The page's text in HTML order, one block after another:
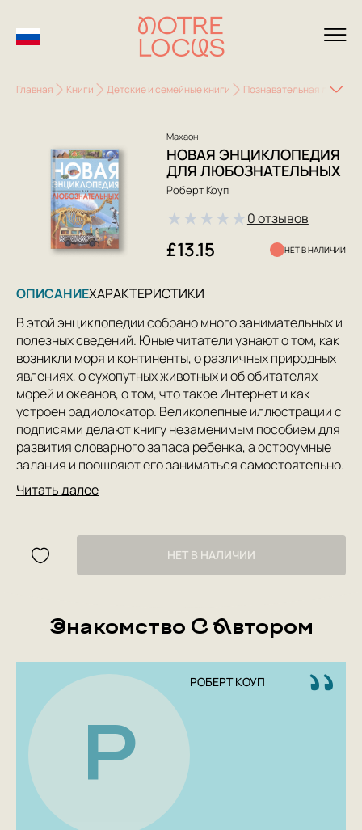
Главная Книги Детские и семейные книги Познавательная
Махаон
НОВАЯ ЭНЦИКЛОПЕДИЯ
ДЛЯ ЛЮБОЗНАТЕЛЬНЫХ
Роберт Коуп
★★★★★0 отзывов
£13.15 НЕТ В НАЛИЧИИ
ОПИСАНИЕХАРАКТЕРИСТИКИ
В этой энциклопедии собрано много занимательных и
полезных сведений. Юные читатели узнают о том, как
возникли моря и континенты, о различных природных
явлениях, о сухопутных животных и об обитателях
морей и океанов, о том, что такое Интернет и как
устроен радиолокатор. Великолепные иллюстрации с
подписями делают книгу незаменимым пособием для
развития словарного запаса ребенка, а остроумные
задания и поощряют его заниматься самостоятельно.
.Читать далее
НЕТ В НАЛИЧИИ
Знакомство С Автором
Р
РОБЕРТ КОУП